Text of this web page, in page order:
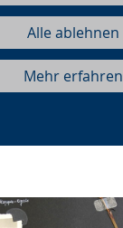
Alle ablehnen
Mehr erfahren